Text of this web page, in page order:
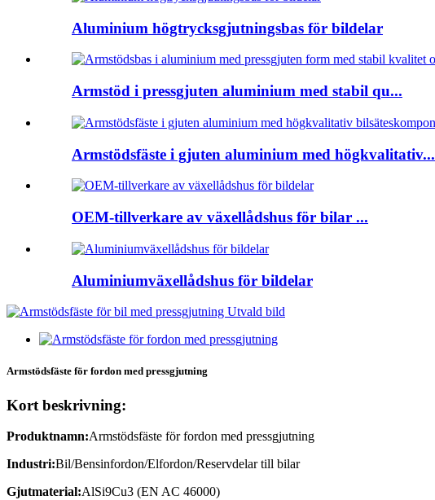
Aluminium högtrycksgjutningsbas för bildelar
Armstöd i pressgjuten aluminium med stabil qu...
Armstödsfäste i gjuten aluminium med högkvalitativ...
OEM-tillverkare av växellådshus för bilar ...
Aluminiumväxellådshus för bildelar
Armstödsfäste för fordon med pressgjutning
Kort beskrivning:
Produktnamn:Armstödsfäste för fordon med pressgjutning
Industri:Bil/Bensinfordon/Elfordon/Reservdelar till bilar
Gjutmaterial:AlSi9Cu3 (EN AC 46000)